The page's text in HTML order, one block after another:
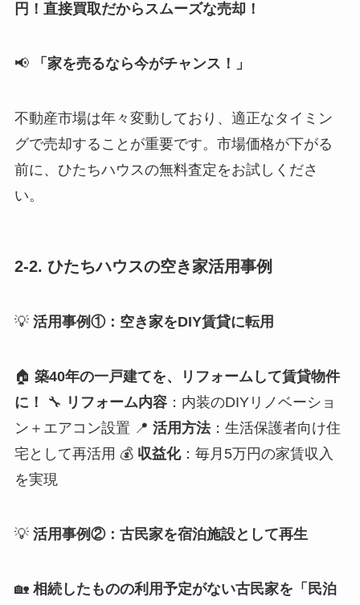
円！直接買取だからスムーズな売却！
📢 「家を売るなら今がチャンス！」
不動産市場は年々変動しており、適正なタイミン
グで売却することが重要です。市場価格が下がる
前に、ひたちハウスの無料査定をお試しくださ
い。
2-2. ひたちハウスの空き家活用事例
💡 活用事例①：空き家をDIY賃貸に転用
🏠 築40年の一戸建てを、リフォームして賃貸物件
に！
🔧 リフォーム内容：内装のDIYリノベーショ
ン＋エアコン設置 📍 活用方法：生活保護者向け住
宅として再活用 💰 収益化：毎月5万円の家賃収入
を実現
💡 活用事例②：古民家を宿泊施設として再生
🏡 相続したものの利用予定がない古民家を「民泊